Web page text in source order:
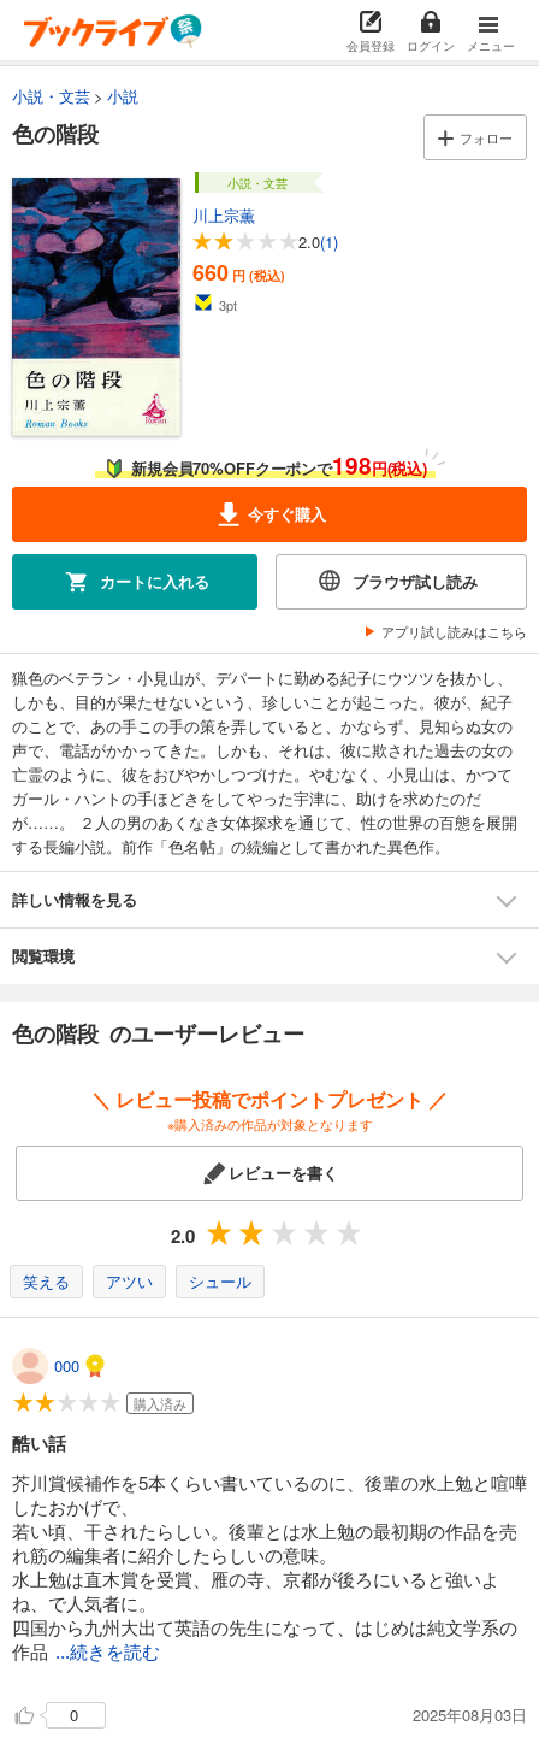
会員登録 ログイン メニュー
小説・文芸 小説
色の階段 フォロー
小説・文芸
川上宗薫
2.0(1)
660 円 (税込)
3pt
新規会員70%OFFクーポンで198円(税込)
今すぐ購入
カートに入れる ブラウザ試し読み
アプリ試し読みはこちら
猟色のベテラン・小見山が、デパートに勤める紀子にウツツを抜かし、
しかも、目的が果たせないという、珍しいことが起こった。彼が、紀子
のことで、あの手この手の策を弄していると、かならず、見知らぬ女の
声で、電話がかかってきた。しかも、それは、彼に欺された過去の女の
亡霊のように、彼をおびやかしつづけた。やむなく、小見山は、かつて
ガール・ハントの手ほどきをしてやった宇津に、助けを求めたのだ
が……。 ２人の男のあくなき女体探求を通じて、性の世界の百態を展開
する長編小説。前作「色名帖」の続編として書かれた異色作。
詳しい情報を見る
閲覧環境
色の階段 のユーザーレビュー
＼ レビュー投稿でポイントプレゼント ／
※購入済みの作品が対象となります
レビューを書く
2.0
笑える アツい シュール
000
購入済み
酷い話
芥川賞候補作を5本くらい書いているのに、後輩の水上勉と喧嘩
したおかげで、
若い頃、干されたらしい。後輩とは水上勉の最初期の作品を売
れ筋の編集者に紹介したらしいの意味。
水上勉は直木賞を受賞、雁の寺、京都が後ろにいると強いよ
ね、で人気者に。
四国から九州大出て英語の先生になって、はじめは純文学系の
作品 ...続きを読む
0 2025年08月03日